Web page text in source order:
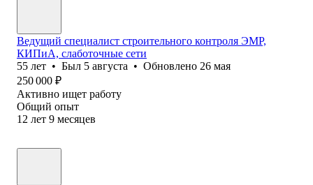
Ведущий специалист строительного контроля ЭМР,
КИПиА, слаботочные сети
55 лет • Был 5 августа • Обновлено 26 мая
250 000 ₽
Активно ищет работу
Общий опыт
12 лет 9 месяцев